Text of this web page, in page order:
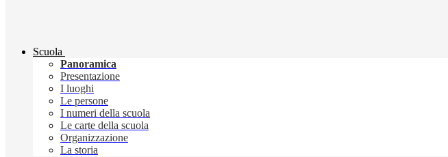
Scuola
Panoramica
Presentazione
I luoghi
Le persone
I numeri della scuola
Le carte della scuola
Organizzazione
La storia